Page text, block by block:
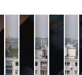
Vše o ČT